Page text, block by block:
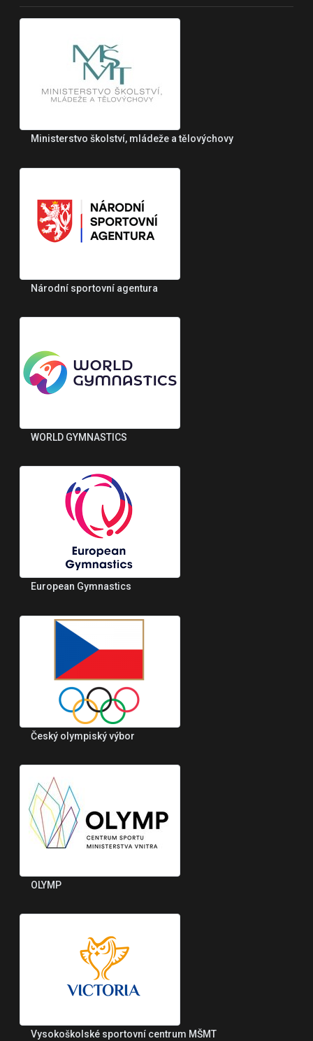
Ministerstvo školství, mládeže a tělovýchovy
Národní sportovní agentura
WORLD GYMNASTICS
European Gymnastics
Český olympiský výbor
OLYMP
Vysokoškolské sportovní centrum MŠMT